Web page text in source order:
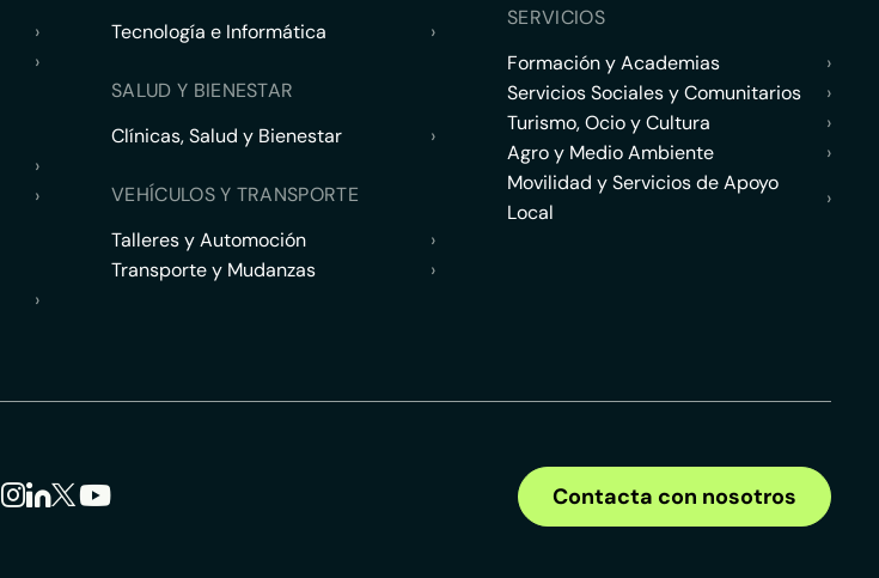
›
›
›
›
›
Tecnología e Informática
›
SALUD Y BIENESTAR
Clínicas, Salud y Bienestar
›
VEHÍCULOS Y TRANSPORTE
Talleres y Automoción
›
Transporte y Mudanzas
›
SERVICIOS
Formación y Academias
›
Servicios Sociales y Comunitarios
›
Turismo, Ocio y Cultura
›
Agro y Medio Ambiente
›
Movilidad y Servicios de Apoyo
Local
›
Contacta con nosotros